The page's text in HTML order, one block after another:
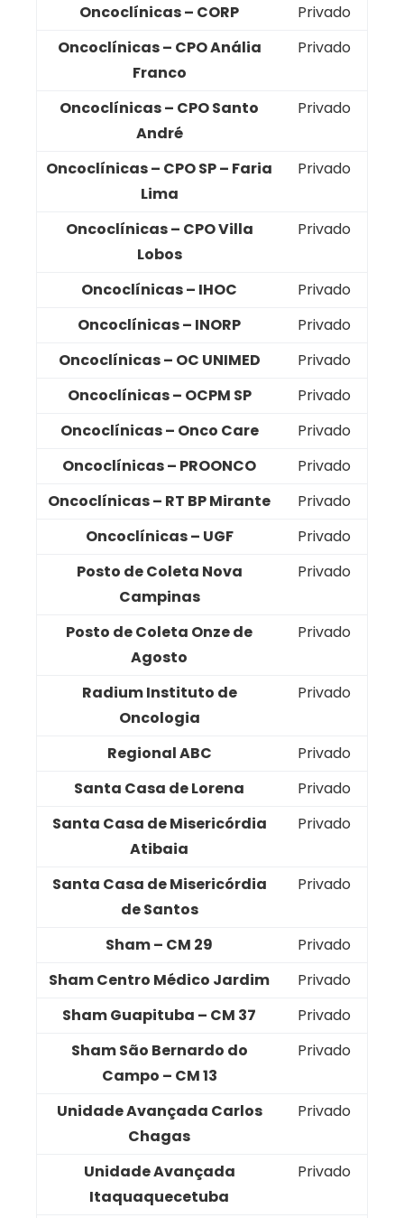
Oncoclínicas – CORP
Privado
Oncoclínicas – CPO Anália
Franco
Privado
Oncoclínicas – CPO Santo
André
Privado
Oncoclínicas – CPO SP – Faria
Lima
Privado
Oncoclínicas – CPO Villa
Lobos
Privado
Oncoclínicas – IHOC
Privado
Oncoclínicas – INORP
Privado
Oncoclínicas – OC UNIMED
Privado
Oncoclínicas – OCPM SP
Privado
Oncoclínicas – Onco Care
Privado
Oncoclínicas – PROONCO
Privado
Oncoclínicas – RT BP Mirante
Privado
Oncoclínicas – UGF
Privado
Posto de Coleta Nova
Campinas
Privado
Posto de Coleta Onze de
Agosto
Privado
Radium Instituto de
Oncologia
Privado
Regional ABC
Privado
Santa Casa de Lorena
Privado
Santa Casa de Misericórdia
Atibaia
Privado
Santa Casa de Misericórdia
de Santos
Privado
Sham – CM 29
Privado
Sham Centro Médico Jardim
Privado
Sham Guapituba – CM 37
Privado
Sham São Bernardo do
Campo – CM 13
Privado
Unidade Avançada Carlos
Chagas
Privado
Unidade Avançada
Itaquaquecetuba
Privado